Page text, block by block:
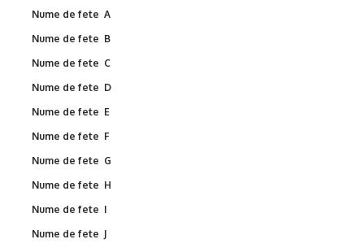
Nume de fete A
Nume de fete B
Nume de fete C
Nume de fete D
Nume de fete E
Nume de fete F
Nume de fete G
Nume de fete H
Nume de fete I
Nume de fete J